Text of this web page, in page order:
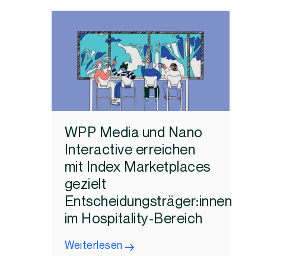
WPP Media und Nano
Interactive erreichen
mit Index Marketplaces
gezielt
Entscheidungsträger:innen
im Hospitality-Bereich
Weiterlesen